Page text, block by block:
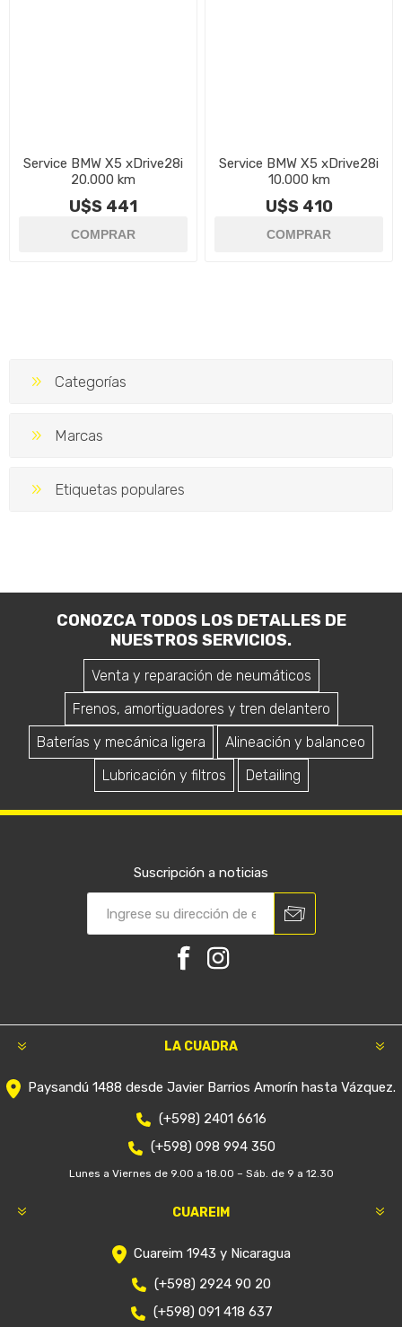
Service BMW X5 xDrive28i
20.000 km
U$S 441
Service BMW X5 xDrive28i
10.000 km
U$S 410
Categorías
Marcas
Etiquetas populares
CONOZCA TODOS LOS DETALLES DE
NUESTROS SERVICIOS.
Venta y reparación de neumáticos
Frenos, amortiguadores y tren delantero
Baterías y mecánica ligera
Alineación y balanceo
Lubricación y filtros
Detailing
Suscripción a noticias
LA CUADRA
Paysandú 1488 desde Javier Barrios Amorín hasta Vázquez.
(+598) 2401 6616
(+598) 098 994 350
Lunes a Viernes de 9.00 a 18.00 – Sáb. de 9 a 12.30
CUAREIM
Cuareim 1943 y Nicaragua
(+598) 2924 90 20
(+598) 091 418 637